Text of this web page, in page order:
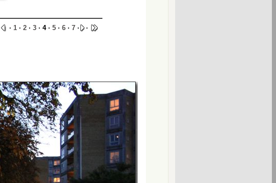
· 1 · 2 · 3 · 4 · 5 · 6 · 7 · ·